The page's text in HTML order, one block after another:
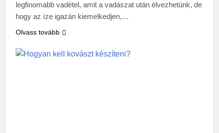
legfinomabb vadétel, amit a vadászat után élvezhetünk, de
hogy az íze igazán kiemelkedjen,…
Olvass tovább